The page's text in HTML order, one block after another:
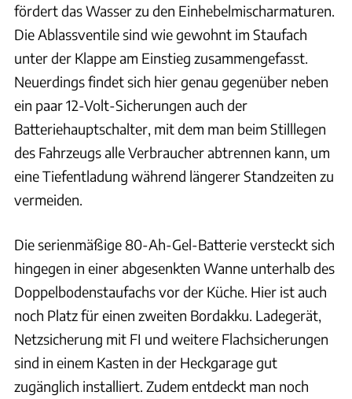
fördert das Wasser zu den Einhebelmischarmaturen.
Die Ablassventile sind wie gewohnt im Staufach
unter der Klappe am Einstieg zusammengefasst.
Neuerdings findet sich hier genau gegenüber neben
ein paar 12-Volt-Sicherungen auch der
Batteriehauptschalter, mit dem man beim Stilllegen
des Fahrzeugs alle Verbraucher abtrennen kann, um
eine Tiefentladung während längerer Standzeiten zu
vermeiden.
Die serienmäßige 80-Ah-Gel-Batterie versteckt sich
hingegen in einer abgesenkten Wanne unterhalb des
Doppelbodenstaufachs vor der Küche. Hier ist auch
noch Platz für einen zweiten Bordakku. Ladegerät,
Netzsicherung mit FI und weitere Flachsicherungen
sind in einem Kasten in der Heckgarage gut
zugänglich installiert. Zudem entdeckt man noch